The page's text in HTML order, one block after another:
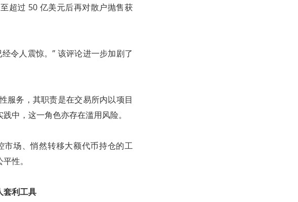
超过 50 亿美元后再对散户抛售获
令人震惊。” 该评论进一步加剧了
服务，其职责是在交易所内以项目
中，这一角色亦存在滥用风险。
场、悄然转移大额代币持仓的工
性。
套利工具